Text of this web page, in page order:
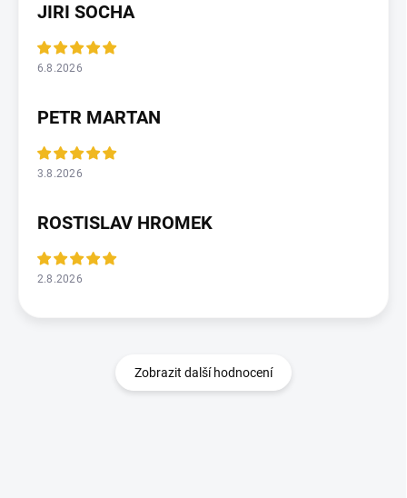
JIRI SOCHA
6.8.2026
PETR MARTAN
3.8.2026
ROSTISLAV HROMEK
2.8.2026
Zobrazit další hodnocení